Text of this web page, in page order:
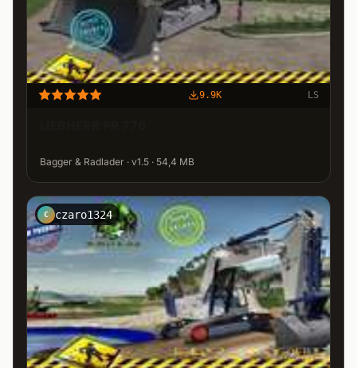
9.9K LS
Bagger & Radlader · v1.5 · 54,4 MB
C czaro1324